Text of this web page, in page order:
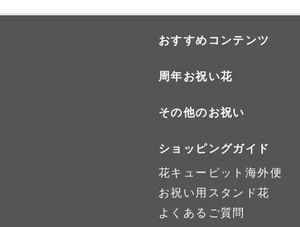
おすすめコンテンツ
周年お祝い花
その他のお祝い
ショッピングガイド
花キューピット海外便
お祝い用スタンド花
よくあるご質問